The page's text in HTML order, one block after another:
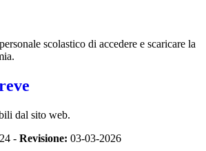
scolastico di accedere e scaricare la
dal sito web.
- Revisione: 03-03-2026